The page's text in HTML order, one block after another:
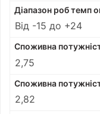
Діапазон роб темп
Від -15 до +24
Споживна
2,75
Споживна
2,82